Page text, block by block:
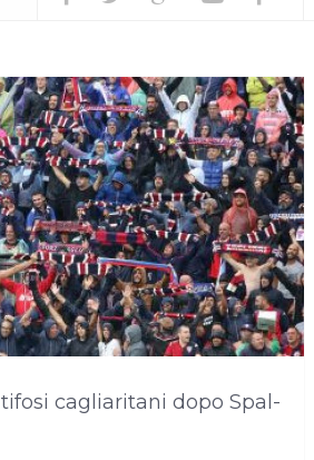
cagliaritani dopo Spal-